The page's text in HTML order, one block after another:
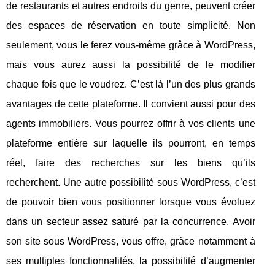
de restaurants et autres endroits du genre, peuvent créer
des espaces de réservation en toute simplicité. Non
seulement, vous le ferez vous-même grâce à WordPress,
mais vous aurez aussi la possibilité de le modifier
chaque fois que le voudrez. C’est là l’un des plus grands
avantages de cette plateforme. Il convient aussi pour des
agents immobiliers. Vous pourrez offrir à vos clients une
plateforme entière sur laquelle ils pourront, en temps
réel, faire des recherches sur les biens qu’ils
recherchent. Une autre possibilité sous WordPress, c’est
de pouvoir bien vous positionner lorsque vous évoluez
dans un secteur assez saturé par la concurrence. Avoir
son site sous WordPress, vous offre, grâce notamment à
ses multiples fonctionnalités, la possibilité d’augmenter